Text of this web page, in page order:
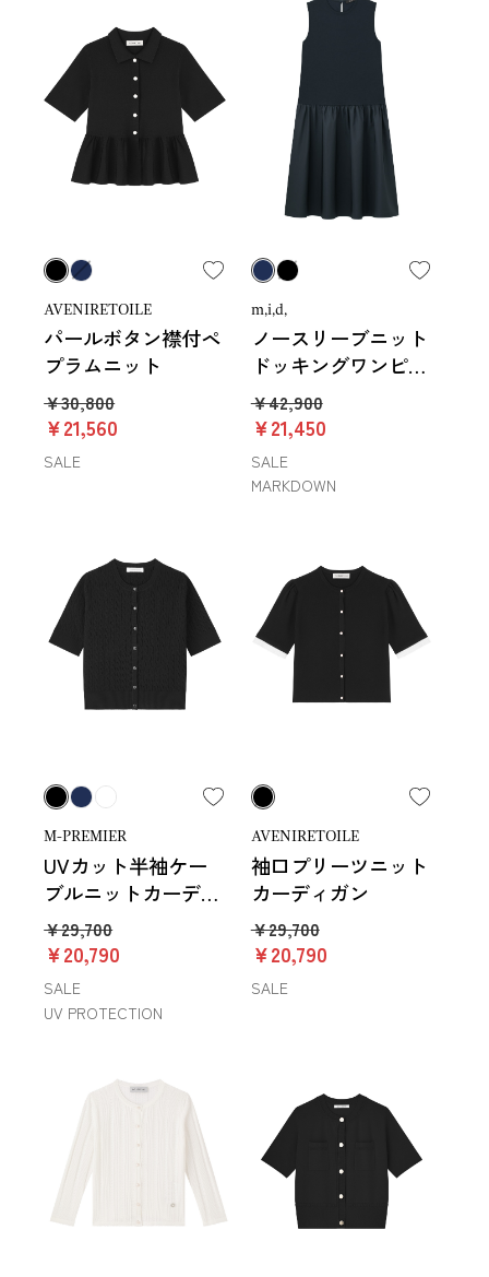
AVENIRETOILE
パールボタン襟付ペ
プラムニット
￥30,800
￥21,560
SALE
m,i,d,
ノースリーブニット
ドッキングワンピー
ス
￥42,900
￥21,450
SALE
MARKDOWN
M-PREMIER
UVカット半袖ケー
ブルニットカーディ
ガン
￥29,700
￥20,790
SALE
UV PROTECTION
AVENIRETOILE
袖口プリーツニット
カーディガン
￥29,700
￥20,790
SALE